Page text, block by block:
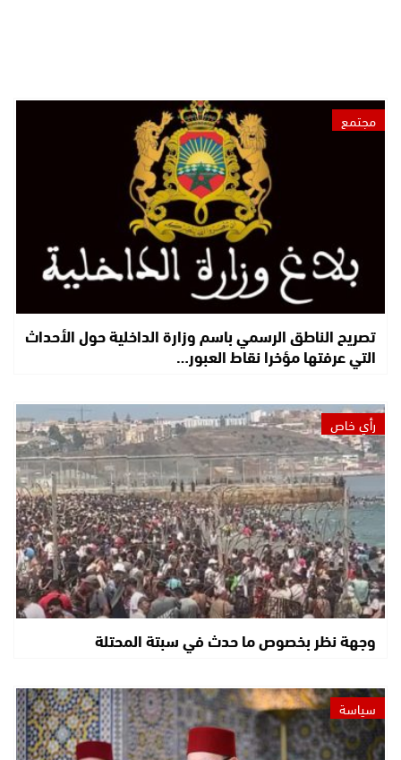
مجتمع
تصريح الناطق الرسمي باسم وزارة الداخلية حول الأحداث
التي عرفتها مؤخرا نقاط العبور…
رأي خاص
وجهة نظر بخصوص ما حدث في سبتة المحتلة
سياسة